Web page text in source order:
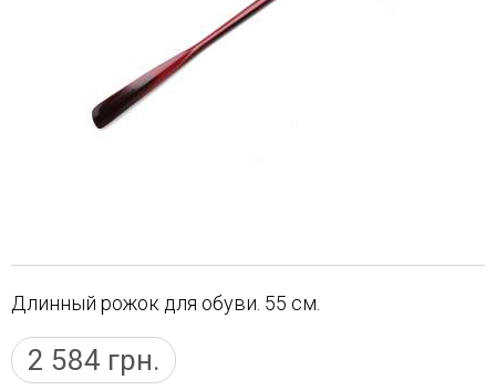
Длинный рожок для обуви. 55 см.
2 584 грн.